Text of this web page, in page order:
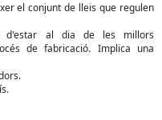
el conjunt de lleis que regulen
d'estar al dia de les millors
de fabricació. Implica una